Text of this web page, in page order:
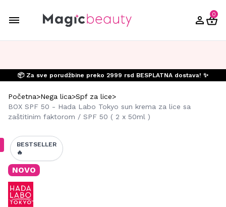
0
📦 Za sve porudžbine preko 2999 rsd BESPLATNA dostava! ✨
Početna>Nega lica>Spf za lice>
BOX SPF 50 - Hada Labo Tokyo sun krema za lice sa
zaštitinim faktorom / SPF 50 ( 2 x 50ml )
NOVO
BESTSELLER
🔥